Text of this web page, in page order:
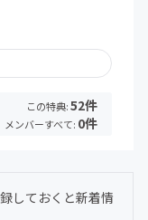
のご相談
談
てマンツーマン
ィングIDをお知
用は発生しません
この特典:52件
メンバーすべて: 0件
しておくと新着情